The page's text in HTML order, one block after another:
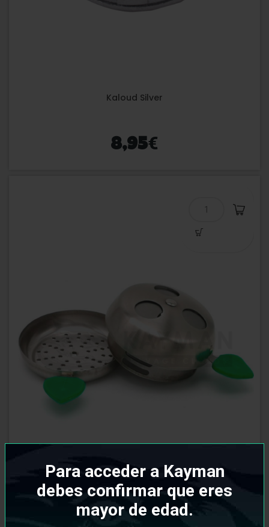
Para acceder a Kayman
debes confirmar que eres
mayor de edad.
Kaloud Silver
8,95€
Provost